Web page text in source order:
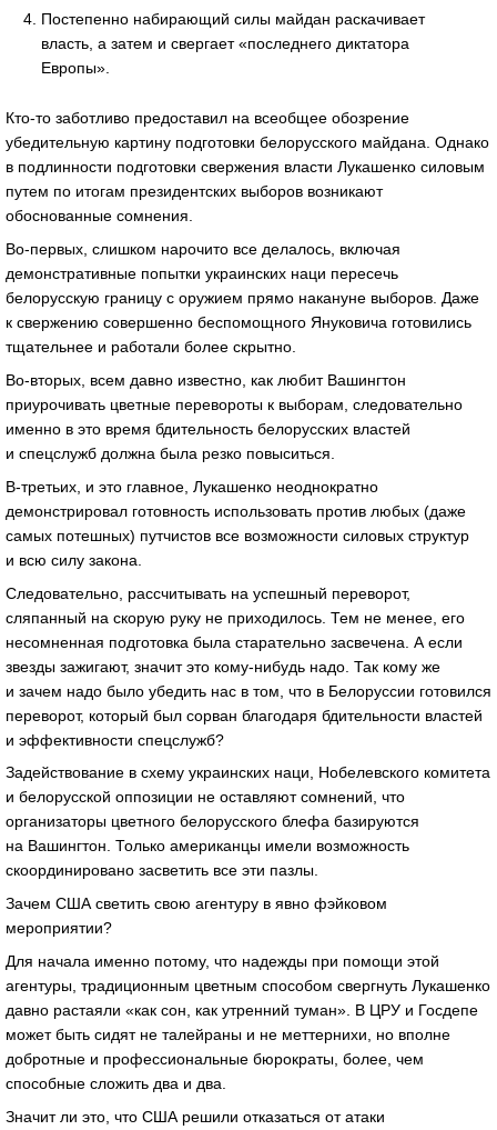
Постепенно набирающий силы майдан раскачивает
власть, а затем и свергает «последнего диктатора
Европы».
Кто-то заботливо предоставил на всеобщее обозрение
убедительную картину подготовки белорусского майдана. Однако
в подлинности подготовки свержения власти Лукашенко силовым
путем по итогам президентских выборов возникают
обоснованные сомнения.
Во-первых, слишком нарочито все делалось, включая
демонстративные попытки украинских наци пересечь
белорусскую границу с оружием прямо накануне выборов. Даже
к свержению совершенно беспомощного Януковича готовились
тщательнее и работали более скрытно.
Во-вторых, всем давно известно, как любит Вашингтон
приурочивать цветные перевороты к выборам, следовательно
именно в это время бдительность белорусских властей
и спецслужб должна была резко повыситься.
В-третьих, и это главное, Лукашенко неоднократно
демонстрировал готовность использовать против любых (даже
самых потешных) путчистов все возможности силовых структур
и всю силу закона.
Следовательно, рассчитывать на успешный переворот,
сляпанный на скорую руку не приходилось. Тем не менее, его
несомненная подготовка была старательно засвечена. А если
звезды зажигают, значит это кому-нибудь надо. Так кому же
и зачем надо было убедить нас в том, что в Белоруссии готовился
переворот, который был сорван благодаря бдительности властей
и эффективности спецслужб?
Задействование в схему украинских наци, Нобелевского комитета
и белорусской оппозиции не оставляют сомнений, что
организаторы цветного белорусского блефа базируются
на Вашингтон. Только американцы имели возможность
скоординировано засветить все эти пазлы.
Зачем США светить свою агентуру в явно фэйковом
мероприятии?
Для начала именно потому, что надежды при помощи этой
агентуры, традиционным цветным способом свергнуть Лукашенко
давно растаяли «как сон, как утренний туман». В ЦРУ и Госдепе
может быть сидят не талейраны и не меттернихи, но вполне
добротные и профессиональные бюрократы, более, чем
способные сложить два и два.
Значит ли это, что США решили отказаться от атаки